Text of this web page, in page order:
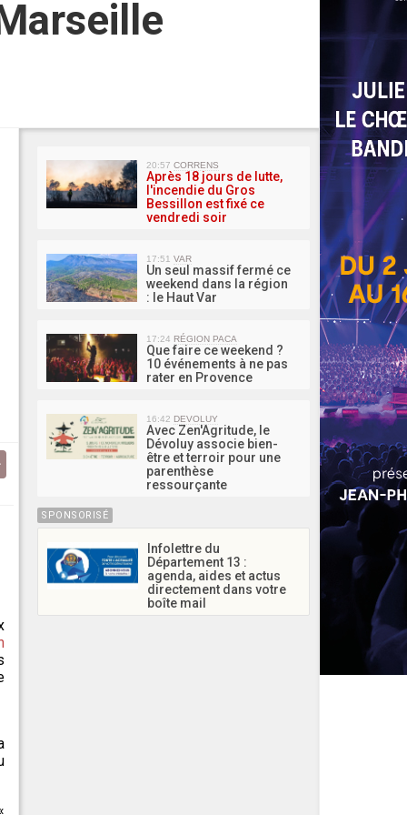
MA
20:57 CORRENS
Après 18 jours de lutte,
l'incendie du Gros
Bessillon est fixé ce
vendredi soir
17:51 VAR
Un seul massif fermé ce
weekend dans la région
: le Haut Var
17:24 RÉGION PACA
Que faire ce weekend ?
10 événements à ne pas
rater en Provence
16:42 DEVOLUY
Avec Zen'Agritude, le
Dévoluy associe bien-
être et terroir pour une
parenthèse
ressourçante
SPONSORISÉ
Infolettre du
Département 13 :
agenda, aides et actus
directement dans votre
boîte mail